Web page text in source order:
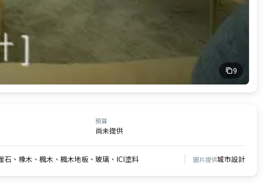
9
預算
尚未提供
石、橡木、楓木、楓木地板、玻璃、ICI塗料 圖片提供城市設計